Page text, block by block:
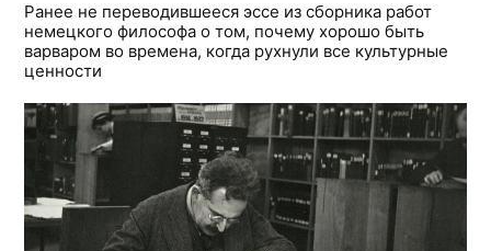
Ранее не переводившееся эссе из сборника работ
немецкого философа о том, почему хорошо быть
варваром во времена, когда рухнули все культурные
ценности